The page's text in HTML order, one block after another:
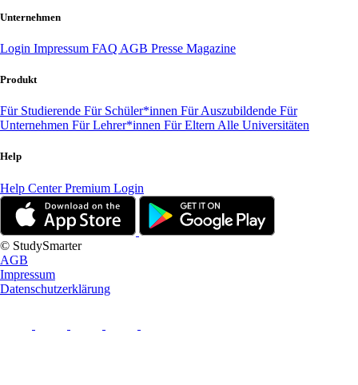
Unternehmen
Login Impressum FAQ AGB Presse Magazine
Produkt
Für Studierende Für Schüler*innen Für Auszubildende Für
Unternehmen Für Lehrer*innen Für Eltern Alle Universitäten
Help
Help CenterPremium Login
© StudySmarter
AGB
Impressum
Datenschutzerklärung